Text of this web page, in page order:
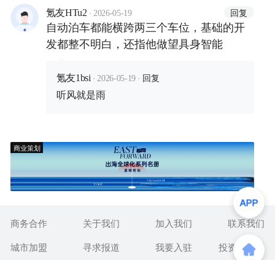
氪友HTu2 · 2026-05-19 回复
自动泊车都能横跨两三个车位，基础的开
发都整不明白，还指他做望具身智能
氪友1bsi · 2026-05-19 · 回复
听风就是雨
商业策划
商务合作 关于我们 加入我们
联系我们
城市加盟
寻求报道 我要入驻 投资者关系